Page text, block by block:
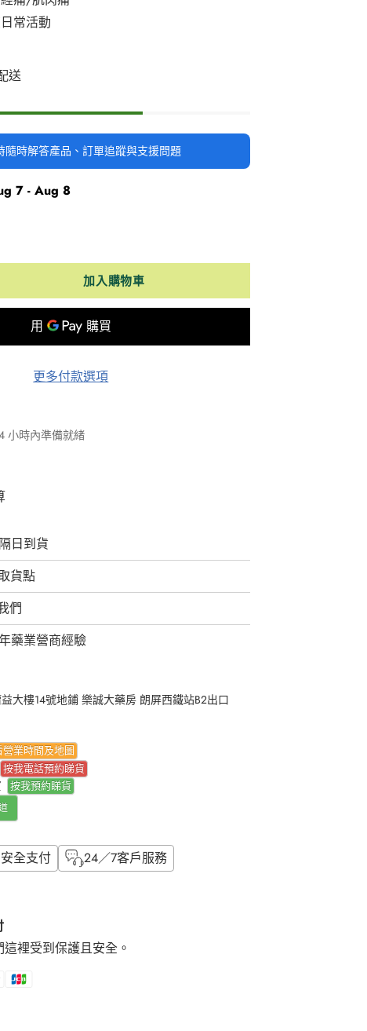
常活動
送
隨時解答產品、訂單追蹤與支援問題
7 - Aug 8
加入購物車
更多付款選項
小時內準備就緒
日到貨
貨點
們
藥業營商經驗
大樓14號地鋪 樂誠大藥房 朗屏西鐵站B2出口
營業時間及地圖
按我電話預約睇貨
按我預約睇貨
安全支付
24／7客戶服務
裡受到保護且安全。